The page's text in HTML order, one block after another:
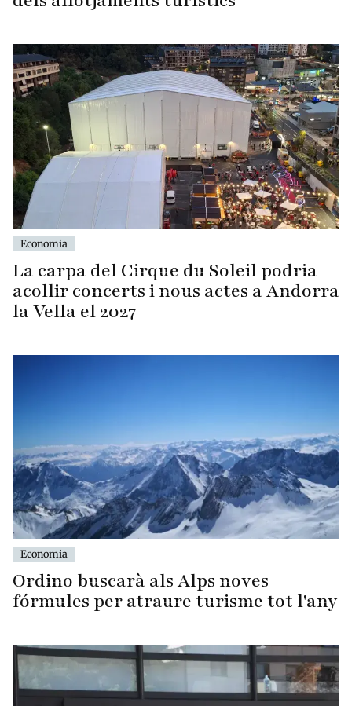
Economia
La carpa del Cirque du Soleil podria
acollir concerts i nous actes a Andorra
la Vella el 2027
Economia
Ordino buscarà als Alps noves
fórmules per atraure turisme tot l'any